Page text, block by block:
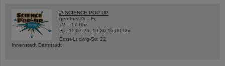
SCIENCE POP-UP
geöffnet Di – Fr,
12 – 17 Uhr
Sa, 11.07.26, 10:30-16:00 Uhr
Ernst-Ludwig-Str. 22
Innenstadt Darmstadt